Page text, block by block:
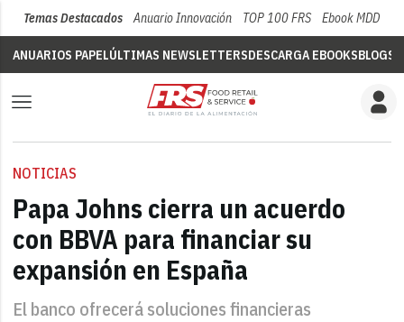
Temas Destacados Anuario Innovación TOP 100 FRS Ebook MDD
ANUARIOS PAPELÚLTIMAS NEWSLETTERSDESCARGA EBOOKSBLOGS
NOTICIAS
Papa Johns cierra un acuerdo
con BBVA para financiar su
expansión en España
El banco ofrecerá soluciones financieras